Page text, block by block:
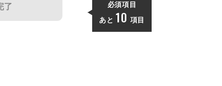
了 必須項目
あと 10 項目